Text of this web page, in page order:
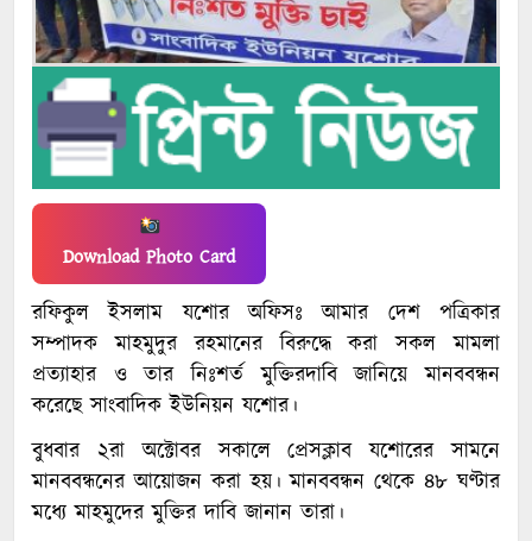
Download Photo Card
রফিকুল ইসলাম যশোর অফিসঃ আমার দেশ পত্রিকার
সম্পাদক মাহমুদুর রহমানের বিরুদ্ধে করা সকল মামলা
প্রত্যাহার ও তার নিঃশর্ত মুক্তিরদাবি জানিয়ে মানববন্ধন
করেছে সাংবাদিক ইউনিয়ন যশোর।
বুধবার ২রা অক্টোবর সকালে প্রেসক্লাব যশোরের সামনে
মানববন্ধনের আয়োজন করা হয়। মানববন্ধন থেকে ৪৮ ঘণ্টার
মধ্যে মাহমুদের মুক্তির দাবি জানান তারা।